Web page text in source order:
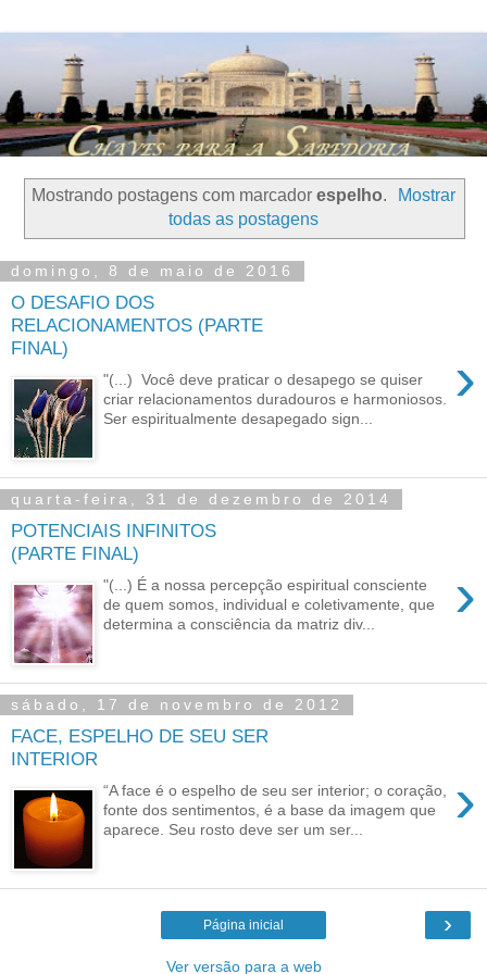
Mostrando postagens com marcador espelho.
Mostrar
todas as postagens
domingo, 8 de maio de 2016
O DESAFIO DOS
RELACIONAMENTOS (PARTE
FINAL)
›
"(...) Você deve praticar o desapego se quiser
criar relacionamentos duradouros e harmoniosos.
Ser espiritualmente desapegado sign...
quarta-feira, 31 de dezembro de 2014
POTENCIAIS INFINITOS
(PARTE FINAL)
›
"(...) É a nossa percepção espiritual consciente
de quem somos, individual e coletivamente, que
determina a consciência da matriz div...
sábado, 17 de novembro de 2012
FACE, ESPELHO DE SEU SER
INTERIOR
›
“A face é o espelho de seu ser interior; o coração,
fonte dos sentimentos, é a base da imagem que
aparece. Seu rosto deve ser um ser...
›
Página inicial
Ver versão para a web